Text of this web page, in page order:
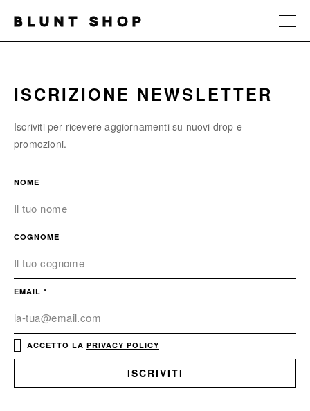
BLUNT SHOP
ISCRIZIONE NEWSLETTER
Iscriviti per ricevere aggiornamenti su nuovi drop e
promozioni.
NOME
COGNOME
EMAIL *
ACCETTO LA PRIVACY POLICY